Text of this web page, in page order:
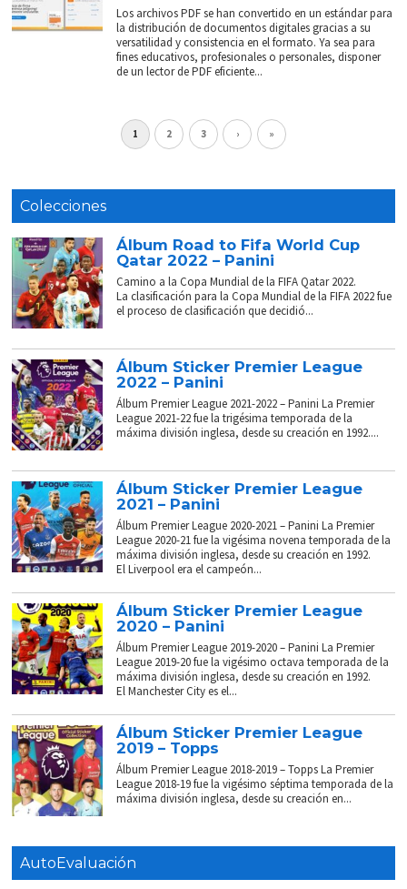
Los archivos PDF se han convertido en un estándar para
la distribución de documentos digitales gracias a su
versatilidad y consistencia en el formato. Ya sea para
fines educativos, profesionales o personales, disponer
de un lector de PDF eficiente...
1 2 3 › »
Colecciones
Álbum Road to Fifa World Cup
Qatar 2022 – Panini
Camino a la Copa Mundial de la FIFA Qatar 2022.
La clasificación para la Copa Mundial de la FIFA 2022 fue
el proceso de clasificación que decidió...
Álbum Sticker Premier League
2022 – Panini
Álbum Premier League 2021-2022 – Panini La Premier
League 2021-22 fue la trigésima temporada de la
máxima división inglesa, desde su creación en 1992....
Álbum Sticker Premier League
2021 – Panini
Álbum Premier League 2020-2021 – Panini La Premier
League 2020-21 fue la vigésima novena temporada de la
máxima división inglesa, desde su creación en 1992.
El Liverpool era el campeón...
Álbum Sticker Premier League
2020 – Panini
Álbum Premier League 2019-2020 – Panini La Premier
League 2019-20 fue la vigésimo octava temporada de la
máxima división inglesa, desde su creación en 1992.
El Manchester City es el...
Álbum Sticker Premier League
2019 – Topps
Álbum Premier League 2018-2019 – Topps La Premier
League 2018-19 fue la vigésimo séptima temporada de la
máxima división inglesa, desde su creación en...
AutoEvaluación